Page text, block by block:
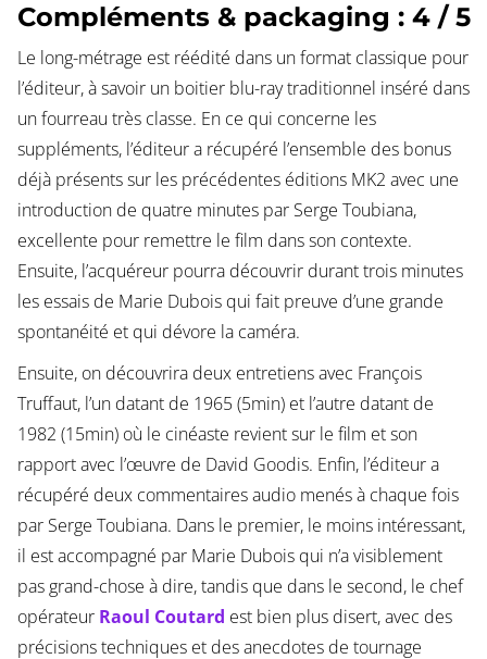
Compléments & packaging : 4 / 5
Le long-métrage est réédité dans un format classique pour
l’éditeur, à savoir un boitier blu-ray traditionnel inséré dans
un fourreau très classe. En ce qui concerne les
suppléments, l’éditeur a récupéré l’ensemble des bonus
déjà présents sur les précédentes éditions MK2 avec une
introduction de quatre minutes par Serge Toubiana,
excellente pour remettre le film dans son contexte.
Ensuite, l’acquéreur pourra découvrir durant trois minutes
les essais de Marie Dubois qui fait preuve d’une grande
spontanéité et qui dévore la caméra.
Ensuite, on découvrira deux entretiens avec François
Truffaut, l’un datant de 1965 (5min) et l’autre datant de
1982 (15min) où le cinéaste revient sur le film et son
rapport avec l’œuvre de David Goodis. Enfin, l’éditeur a
récupéré deux commentaires audio menés à chaque fois
par Serge Toubiana. Dans le premier, le moins intéressant,
il est accompagné par Marie Dubois qui n’a visiblement
pas grand-chose à dire, tandis que dans le second, le chef
opérateur Raoul Coutard est bien plus disert, avec des
précisions techniques et des anecdotes de tournage